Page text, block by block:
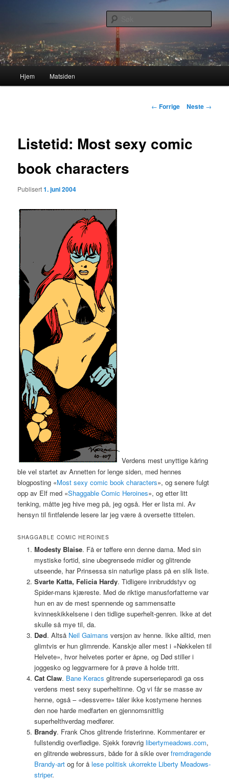
hovedinnholdet
Lasses hjemmeside
Hjem Matsiden
Innleggsnavigasjon
← Forrige Neste →
Listetid: Most sexy comic
book characters
Publisert1. juni 2004
Verdens mest unyttige kåring
ble vel startet av Annetten for lenge siden, med hennes
blogposting «Most sexy comic book characters», og senere fulgt
opp av Elf med «Shaggable Comic Heroines», og etter litt
tenking, måtte jeg hive meg på, jeg også. Her er lista mi. Av
hensyn til fintfølende lesere lar jeg være å oversette tittelen.
SHAGGABLE COMIC HEROINES
Modesty Blaise. Få er tøffere enn denne dama. Med sin
mystiske fortid, sine ubegrensede midler og glitrende
utseende, har Prinsessa sin naturlige plass på en slik liste.
Svarte Katta, Felicia Hardy. Tidligere innbruddstyv og
Spider-mans kjæreste. Med de riktige manusforfatterne var
hun en av de mest spennende og sammensatte
kvinneskikkelsene i den tidlige superhelt-genren. Ikke at det
skulle så mye til, da.
Død. Altså Neil Gaimans versjon av henne. Ikke alltid, men
glimtvis er hun glimrende. Kanskje aller mest i «Nøkkelen til
Helvete», hvor helvetes porter er åpne, og Død stiller i
joggesko og leggvarmere for å prøve å holde tritt.
Cat Claw. Bane Keracs glitrende superserieparodi ga oss
verdens mest sexy superheltinne. Og vi får se masse av
henne, også – «dessverre» tåler ikke kostymene hennes
den noe harde medfarten en gjennomsnittlig
superhelthverdag medfører.
Brandy. Frank Chos glitrende fristerinne. Kommentarer er
fullstendig overflødige. Sjekk forøvrig libertymeadows.com,
en glitrende webressurs, både for å sikle overfremdragende
Brandy-artog for å lese politisk ukorrekte Liberty Meadows-
striper.